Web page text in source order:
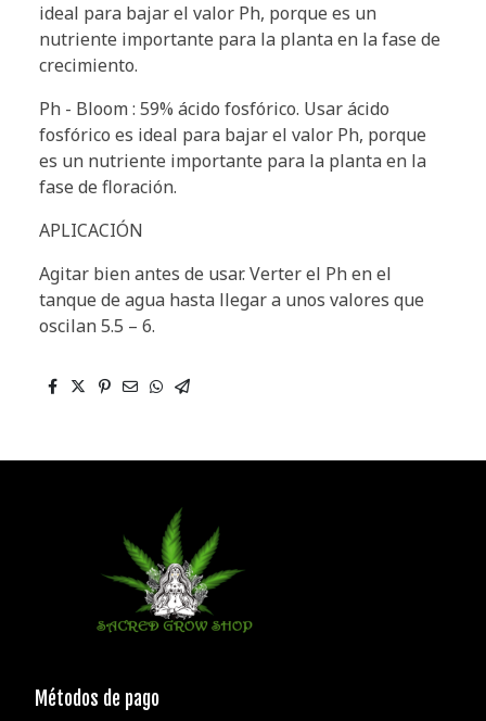
ideal para bajar el valor Ph, porque es un
nutriente importante para la planta en la fase de
crecimiento.
Ph - Bloom : 59% ácido fosfórico. Usar ácido
fosfórico es ideal para bajar el valor Ph, porque
es un nutriente importante para la planta en la
fase de floración.
APLICACIÓN
Agitar bien antes de usar. Verter el Ph en el
tanque de agua hasta llegar a unos valores que
oscilan 5.5 – 6.
Métodos de pago